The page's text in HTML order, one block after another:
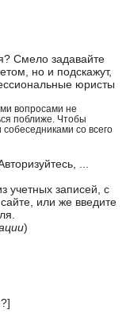
Смело задавайте
но и подскажут,
юристы
вопросами не
поближе. Чтобы
со всего
...
учетных записей, с
или же введите
)
]